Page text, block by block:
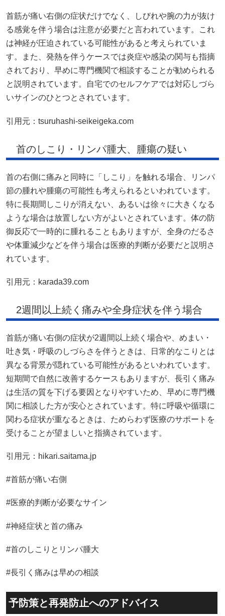
首筋が痛い右側の症状だけでなく、しびれや腕の力が抜け
る感覚を伴う場合は注意が必要だと言われています。これ
は神経が圧迫されている可能性があると考えられていま
す。また、発熱を伴うケースでは炎症や感染の関与も指摘
されており、早めに専門機関で相談することが勧められる
と説明されています。自宅でのセルフケアでは対応しづら
いサインのひとつとされています。
引用元： tsuruhashi-seikeigeka.com
首のしこり・リンパ腫大、腫瘍の疑い
首の右側に痛みと同時に「しこり」を触れる場合、リンパ
節の腫れや腫瘍の可能性も考えられるといわれています。
特に長期間しこりが消えない、あるいは徐々に大きくなる
ような場合は放置しない方がよいとされています。体の防
御反応で一時的に腫れることもありますが、全身のだるさ
や体重減少などを伴う場合は医療的判断が必要だと説明さ
れています。
引用元： karada39.com
2週間以上続く痛みや全身症状を伴う場合
首筋が痛い右側の症状が2週間以上続く場合や、めまい・
吐き気・呼吸のしづらさを伴うときは、日常的なこりとは
異なる背景が隠れている可能性があるといわれています。
短期間で自然に改善するケースもありますが、長引く痛み
は生活の質を下げる要因となりやすいため、早めに専門機
関に相談した方が安心とされています。特に呼吸や循環に
関わる症状が重なるときは、ためらわず医療のサポートを
受けることが望ましいと指摘されています。
引用元： hikari.saitama.jp
#首筋が痛い右側
#医療的判断が必要なサイン
#神経症状と首の痛み
#首のしこりとリンパ腫大
#長引く痛みは早めの相談
予防策と再発防止へのアドバイス